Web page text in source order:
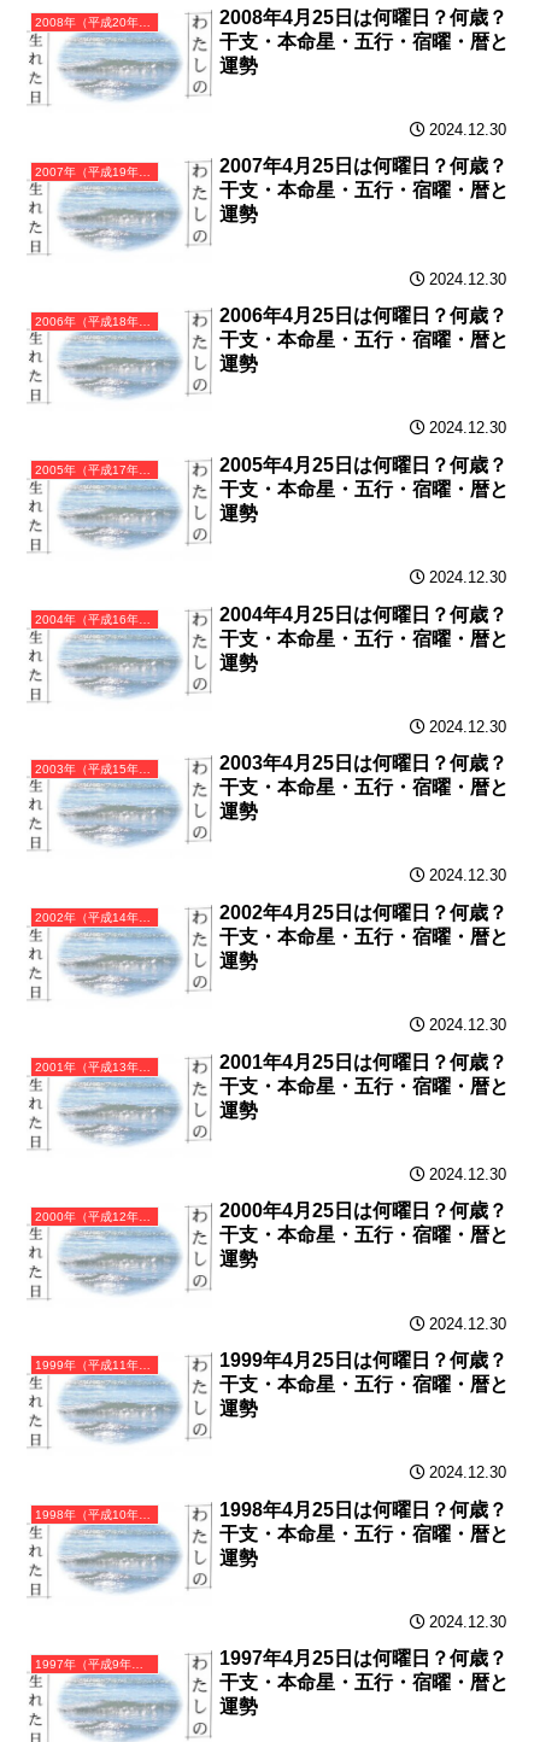
2008年（平成20年）戊子（つちのえね）・子年（ねずみ年）カレンダー（月曜はじまり）
2008年4月25日は何曜日？何歳？
干支・本命星・五行・宿曜・暦と
運勢
2024.12.30
2007年（平成19年）丁亥（ひのとい）・亥年（いのしし年）カレンダー（月曜はじまり）
2007年4月25日は何曜日？何歳？
干支・本命星・五行・宿曜・暦と
運勢
2024.12.30
2006年（平成18年）丙戌（ひのえいぬ）・戌年（いぬ年）カレンダー（月曜はじまり）
2006年4月25日は何曜日？何歳？
干支・本命星・五行・宿曜・暦と
運勢
2024.12.30
2005年（平成17年）乙酉（きのととり）・酉年（とり年）カレンダー（月曜はじまり）
2005年4月25日は何曜日？何歳？
干支・本命星・五行・宿曜・暦と
運勢
2024.12.30
2004年（平成16年）甲申（きのえさる）・申年（さる年）カレンダー（月曜はじまり）
2004年4月25日は何曜日？何歳？
干支・本命星・五行・宿曜・暦と
運勢
2024.12.30
2003年（平成15年）癸未（みずのとひつじ）・未年（ひつじ年）カレンダー（月曜はじまり）
2003年4月25日は何曜日？何歳？
干支・本命星・五行・宿曜・暦と
運勢
2024.12.30
2002年（平成14年）壬午（みずのえうま）・午年（うま年）カレンダー（月曜はじまり）
2002年4月25日は何曜日？何歳？
干支・本命星・五行・宿曜・暦と
運勢
2024.12.30
2001年（平成13年）辛巳（かのとみ）・巳年（へび年）カレンダー（月曜はじまり）
2001年4月25日は何曜日？何歳？
干支・本命星・五行・宿曜・暦と
運勢
2024.12.30
2000年（平成12年）庚辰（かのえたつ）・辰年（たつ年）カレンダー（月曜はじまり）
2000年4月25日は何曜日？何歳？
干支・本命星・五行・宿曜・暦と
運勢
2024.12.30
1999年（平成11年）己卯（つちのとう）・卯年（うさぎ年）カレンダー（月曜はじまり）
1999年4月25日は何曜日？何歳？
干支・本命星・五行・宿曜・暦と
運勢
2024.12.30
1998年（平成10年）戊寅（つちのえとら）・寅年（とら年）カレンダー（月曜はじまり）
1998年4月25日は何曜日？何歳？
干支・本命星・五行・宿曜・暦と
運勢
2024.12.30
1997年（平成9年）丁丑（ひのとうし）・丑年（うし年）カレンダー（月曜はじまり）
1997年4月25日は何曜日？何歳？
干支・本命星・五行・宿曜・暦と
運勢